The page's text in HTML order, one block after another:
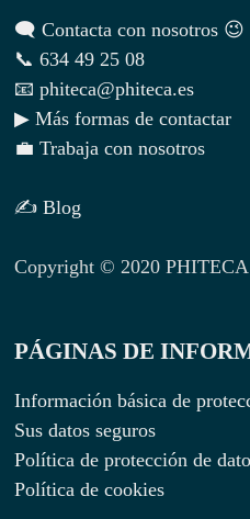
🗨 Contacta con nosotros 😉
📞 634 49 25 08
📧 phiteca@phiteca.es
▶ Más formas de contactar
💼 Trabaja con nosotros
✍ Blog
Copyright © 2020 PHITECA
PÁGINAS DE
Información básica de
Sus datos seguros
Política de protección de
Política de cookies